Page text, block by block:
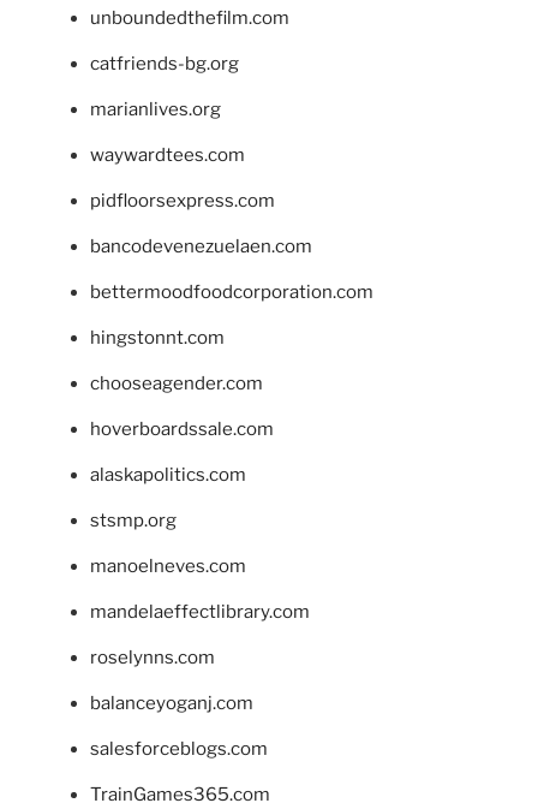
unboundedthefilm.com
catfriends-bg.org
marianlives.org
waywardtees.com
pidfloorsexpress.com
bancodevenezuelaen.com
bettermoodfoodcorporation.com
hingstonnt.com
chooseagender.com
hoverboardssale.com
alaskapolitics.com
stsmp.org
manoelneves.com
mandelaeffectlibrary.com
roselynns.com
balanceyoganj.com
salesforceblogs.com
TrainGames365.com